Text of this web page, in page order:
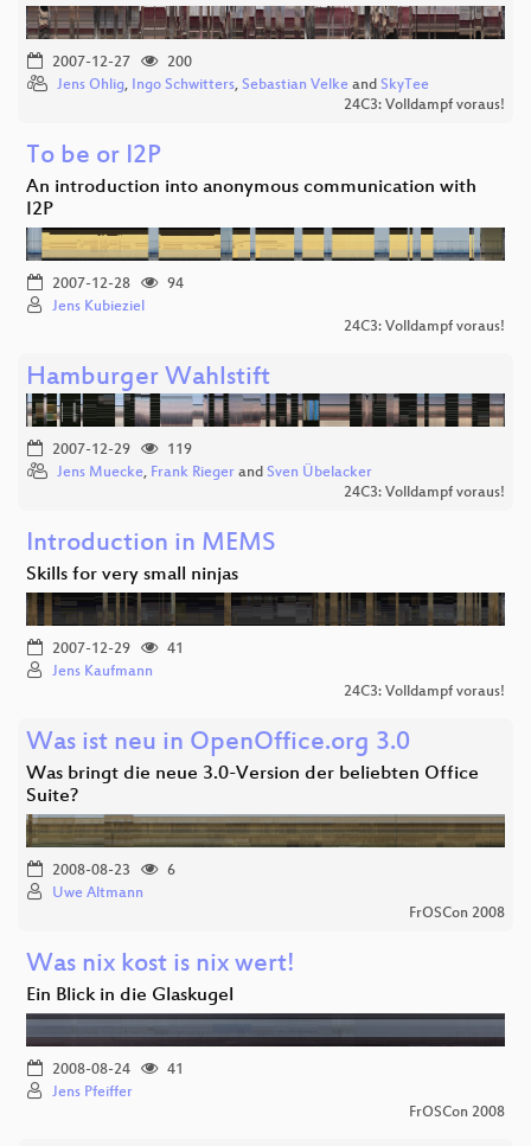
2007-12-27
200
Jens Ohlig, Ingo Schwitters, Sebastian Velke and SkyTee
24C3: Volldampf voraus!
To be or I2P
An introduction into anonymous communication with
I2P
2007-12-28
94
Jens Kubieziel
24C3: Volldampf voraus!
Hamburger Wahlstift
2007-12-29
119
Jens Muecke, Frank Rieger and Sven Übelacker
24C3: Volldampf voraus!
Introduction in MEMS
Skills for very small ninjas
2007-12-29
41
Jens Kaufmann
24C3: Volldampf voraus!
Was ist neu in OpenOffice.org 3.0
Was bringt die neue 3.0-Version der beliebten Office
Suite?
2008-08-23
6
Uwe Altmann
FrOSCon 2008
Was nix kost is nix wert!
Ein Blick in die Glaskugel
2008-08-24
41
Jens Pfeiffer
FrOSCon 2008